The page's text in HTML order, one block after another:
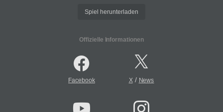
Spiel herunterladen
Offizielle Informationen
Facebook X/ News